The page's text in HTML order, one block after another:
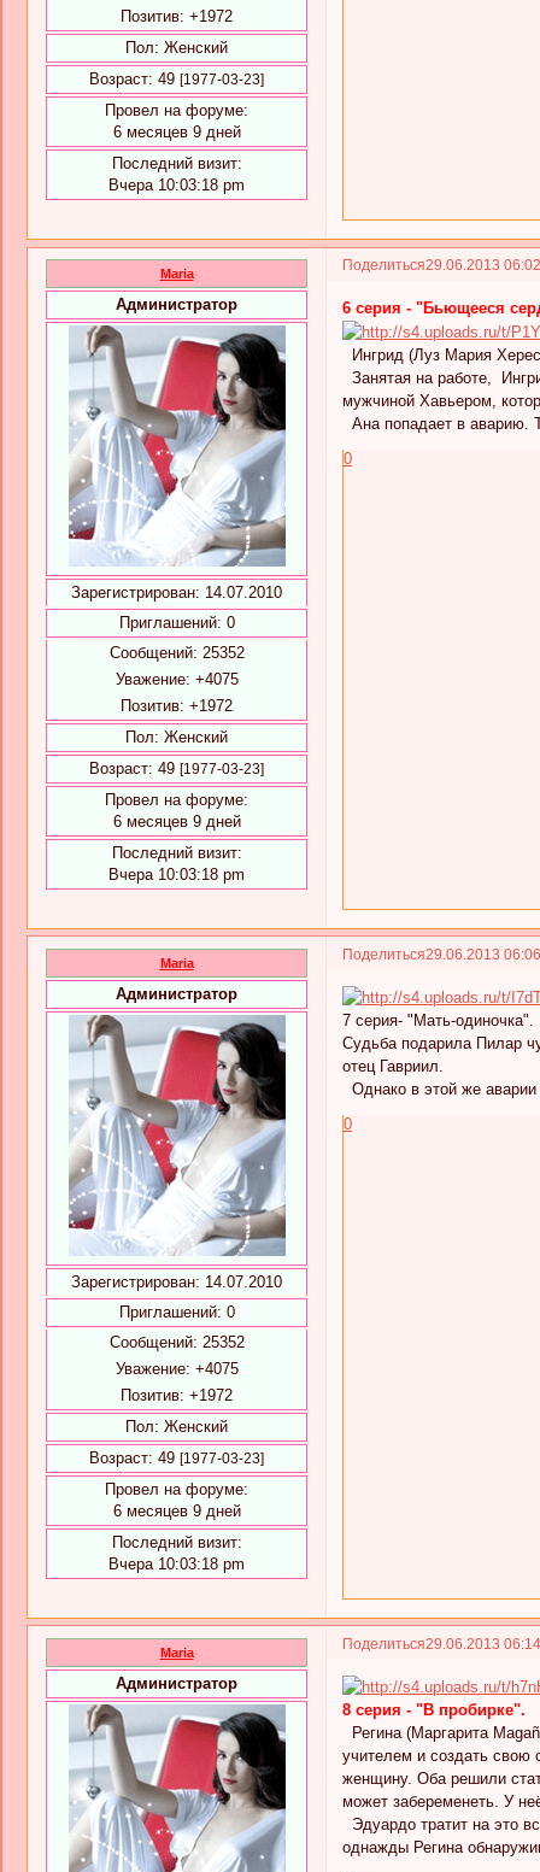
Позитив: +1972
Пол: Женский
Возраст: 49 [1977-03-23]
Провел на форуме:
6 месяцев 9 дней
Последний визит:
Вчера 10:03:18 pm
Поделиться29.06.2013
Maria
Администратор
Зарегистрирован: 14.07.2010
Приглашений: 0
Сообщений: 25352
Уважение: +4075
Позитив: +1972
Пол: Женский
Возраст: 49 [1977-03-23]
Провел на форуме:
6 месяцев 9 дней
Последний визит:
Вчера 10:03:18 pm
6 серия - "Бьющееся
Ингрид (Луз Мария
Занятая на работе,
мужчиной Хавьером,
Ана попадает в аварию.
0
Поделиться29.06.2013
Maria
Администратор
Зарегистрирован: 14.07.2010
Приглашений: 0
Сообщений: 25352
Уважение: +4075
Позитив: +1972
Пол: Женский
Возраст: 49 [1977-03-23]
Провел на форуме:
6 месяцев 9 дней
Последний визит:
Вчера 10:03:18 pm
7 серия- "Мать-одиночка".
Судьба подарила Пилар
отец Гавриил.
Однако в этой же аварии
0
Поделиться29.06.2013
Maria
Администратор
8 серия - "В пробирке".
Регина (Маргарита
учителем и создать свою
женщину. Оба решили
может забеременеть. У
Эдуардо тратит на это
однажды Регина